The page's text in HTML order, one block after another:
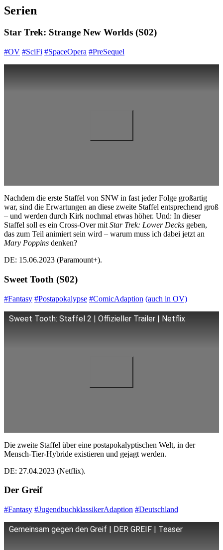
Serien
Star Trek: Strange New Worlds (S02)
#OV #SciFi #SpaceOpera #PreSequel
Nachdem die erste Staffel von SNW in fast jeder Folge großartig
war, sind die Erwartungen an diese zweite Staffel entsprechend groß
– und werden durch Kirk nochmal etwas höher. Und: In dieser
Staffel soll es ein Cross-Over mit Star Trek: Lower Decks geben,
das zum Teil animiert sein wird – warum muss ich dabei jetzt an
Mary Poppins denken?
DE: 15.06.2023 (Paramount+).
Sweet Tooth (S02)
#Fantasy #Postapokalypse #ComicAdaption (auch in OV)
Sweet Tooth: Staffel 2 | Offizieller Trailer | Netflix
Die zweite Staffel über eine postapokalyptischen Welt, in der
Mensch-Tier-Hybride existieren und gejagt werden.
DE: 27.04.2023 (Netflix).
Der Greif
#Fantasy #JugendbuchklassikerAdaption #Deutschland
Gemeinsam gegen den Greif | DER GREIF | Teaser